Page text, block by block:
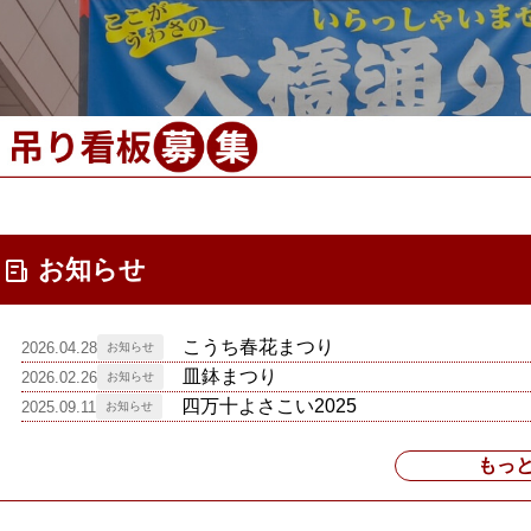
お知らせ
2026.04.28 こうち春花まつり
2026.02.26 皿鉢まつり
2025.09.11 四万十よさこい2025
もっ